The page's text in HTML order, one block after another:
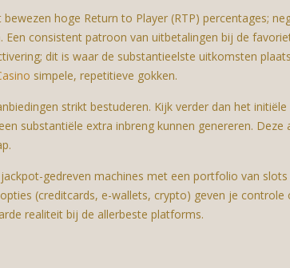
hoge Return to Player (RTP) percentages;
consistent patroon van uitbetalingen bij de
dit is waar de substantieelste uitkomsten
simpele, repetitieve gokken.
strikt bestuderen. Kijk verder dan het initiële
substantiële extra inbreng kunnen genereren. Deze
gedreven machines met een portfolio van
(creditcards, e-wallets, crypto) geven je controle
realiteit bij de allerbeste platforms.